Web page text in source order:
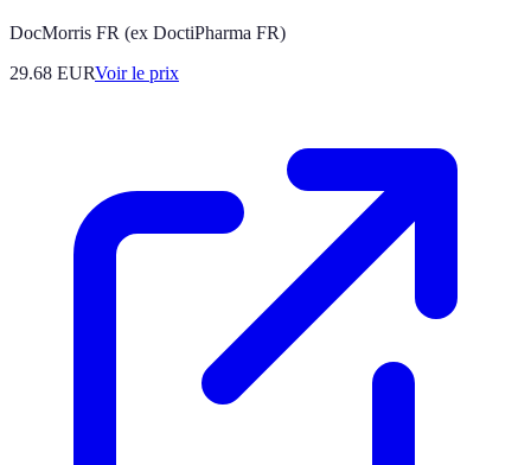
DocMorris FR (ex DoctiPharma FR)
29.68 EURVoir le prix